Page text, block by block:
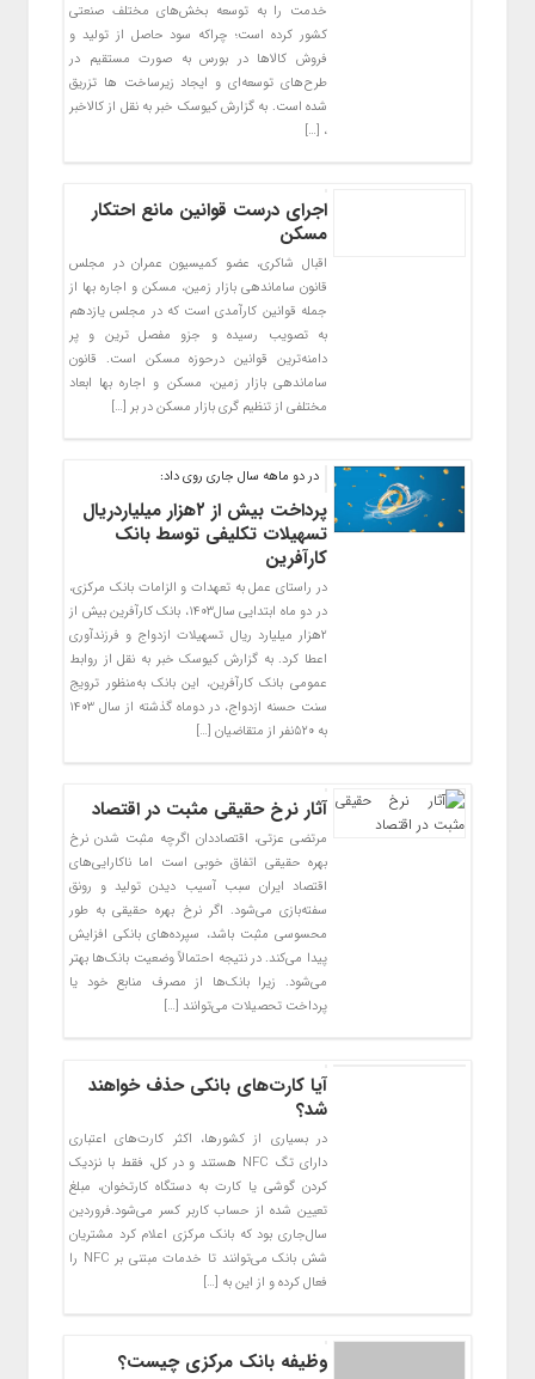
خدمت را به توسعه‌ بخش‌های مختلف صنعتی
کشور کرده است؛ چراکه سود حاصل از تولید و
فروش کالاها در بورس به صورت مستقیم در
طرح‌های توسعه‌ای و ایجاد زیرساخت ها تزریق
شده است. به گزارش کیوسک خبر به نقل از کالاخبر
، […]
اجرای درست قوانین مانع احتکار
مسکن
اقبال شاکری، عضو کمیسیون عمران در مجلس
قانون ساماندهی بازار زمین، مسکن و اجاره بها از
جمله قوانین کارآمدی است که در مجلس یازدهم
به تصویب رسیده و جزو مفصل ترین و پر
دامنه‌ترین قوانین درحوزه مسکن است. قانون
ساماندهی بازار زمین، مسکن و اجاره بها ابعاد
مختلفی از تنظیم گری بازار مسکن در بر […]
در دو ماهه سال جاری روی داد:
پرداخت بیش از ۲هزار میلیاردریال
تسهیلات تکلیفی توسط بانک
کارآفرین
در راستای عمل به تعهدات و الزامات بانک مرکزی،
در دو ماه ابتدایی سال۱۴۰۳، بانک کارآفرین بیش از
۲هزار میلیارد ریال تسهیلات ازدواج و فرزندآوری
اعطا کرد. به گزارش کیوسک خبر به نقل از روابط
عمومی بانک کارآفرین، این بانک به‌منظور ترویج
سنت حسنه ازدواج، در دوماه گذشته از سال ۱۴۰۳
به ۵۲۰نفر از متقاضیان […]
آثار نرخ حقیقی مثبت در اقتصاد
مرتضی عزتی، اقتصاددان اگرچه مثبت شدن نرخ
بهره حقیقی اتفاق خوبی است اما ناکارایی‌های
اقتصاد ایران سبب آسیب دیدن تولید و رونق
سفته‌بازی می‌شود. اگر نرخ بهره حقیقی به طور
محسوسی مثبت باشد، سپرده‌های بانکی افزایش
پیدا می‌کند. در نتیجه احتمالاً وضعیت بانک‌ها بهتر
می‌شود. زیرا بانک‌ها از مصرف منابع خود یا
پرداخت تحصیلات می‌توانند […]
آیا کارت‏‌های بانکی حذف خواهند
شد؟
در بسیاری از کشورها، اکثر کارت‌های اعتباری
دارای تگ NFC هستند و در کل، فقط با نزدیک
کردن گوشی یا کارت به دستگاه کارتخوان، مبلغ
تعیین شده از حساب کاربر کسر می‌شود.فروردین
سال‌جاری بود که بانک مرکزی اعلام کرد مشتریان
شش بانک می‌توانند تا خدمات مبتنی بر NFC را
فعال کرده و از این به […]
وظیفه بانک مرکزی چیست؟